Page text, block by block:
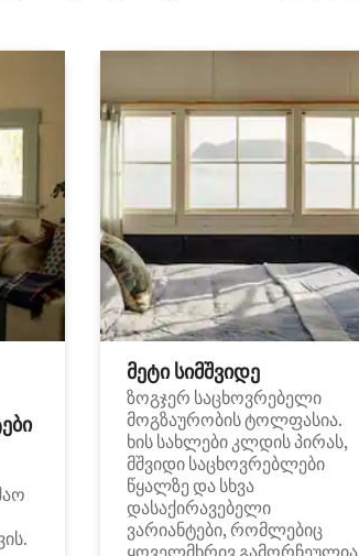
მეტი სიმშვიდე
ზოგჯერ საცხოვრებელი
მოგზაურობის ტოლფასია.
ხის სახლები კლდის პირას,
მშვიდი საცხოვრებლები
წყალზე და სხვა
დასაქირავებელი
ვარიანტები, რომლებიც